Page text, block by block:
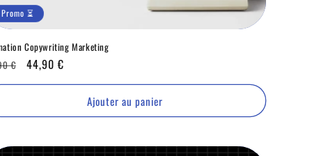
Promo ⏳
Copywriting Marketing
€
Promo
⏳
44,90 €
Ajouter au panier